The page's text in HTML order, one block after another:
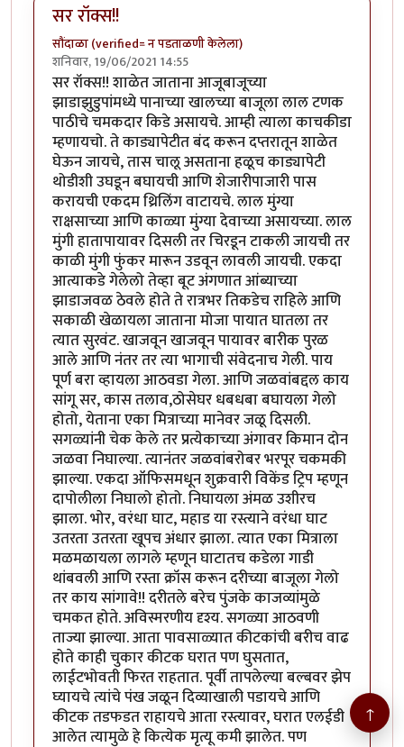
सर रॉक्स!!
सौंदाळा (verified= न पडताळणी केलेला)
शनिवार, 19/06/2021 14:55
सर रॉक्स!! शाळेत जाताना आजूबाजूच्या
झाडाझुडुपांमध्ये पानाच्या खालच्या बाजूला लाल टणक
पाठीचे चमकदार किडे असायचे. आम्ही त्याला काचकीडा
म्हणायचो. ते काड्यापेटीत बंद करून दप्तरातून शाळेत
घेऊन जायचे, तास चालू असताना हळूच काड्यापेटी
थोडीशी उघडून बघायची आणि शेजारीपाजारी पास
करायची एकदम थ्रिलिंग वाटायचे. लाल मुंग्या
राक्षसाच्या आणि काळ्या मुंग्या देवाच्या असायच्या. लाल
मुंगी हातापायावर दिसली तर चिरडून टाकली जायची तर
काळी मुंगी फुंकर मारून उडवून लावली जायची. एकदा
आत्याकडे गेलेलो तेव्हा बूट अंगणात आंब्याच्या
झाडाजवळ ठेवले होते ते रात्रभर तिकडेच राहिले आणि
सकाळी खेळायला जाताना मोजा पायात घातला तर
त्यात सुरवंट. खाजवून खाजवून पायावर बारीक पुरळ
आले आणि नंतर तर त्या भागाची संवेदनाच गेली. पाय
पूर्ण बरा व्हायला आठवडा गेला. आणि जळवांबद्दल काय
सांगू सर, कास तलाव,ठोसेघर धबधबा बघायला गेलो
होतो, येताना एका मित्राच्या मानेवर जळू दिसली.
सगळ्यांनी चेक केले तर प्रत्येकाच्या अंगावर किमान दोन
जळवा निघाल्या. त्यानंतर जळवांबरोबर भरपूर चकमकी
झाल्या. एकदा ऑफिसमधून शुक्रवारी विकेंड ट्रिप म्हणून
दापोलीला निघालो होतो. निघायला अंमळ उशीरच
झाला. भोर, वरंधा घाट, महाड या रस्त्याने वरंधा घाट
उतरता उतरता खूपच अंधार झाला. त्यात एका मित्राला
मळमळायला लागले म्हणून घाटातच कडेला गाडी
थांबवली आणि रस्ता क्रॉस करून दरीच्या बाजूला गेलो
तर काय सांगावे!! दरीतले बरेच पुंजके काजव्यांमुळे
चमकत होते. अविस्मरणीय दृश्य. सगळ्या आठवणी
ताज्या झाल्या. आता पावसाळ्यात कीटकांची बरीच वाढ
होते काही चुकार कीटक घरात पण घुसतात,
लाईटभोवती फिरत राहतात. पूर्वी तापलेल्या बल्बवर झेप
घ्यायचे त्यांचे पंख जळून दिव्याखाली पडायचे आणि
कीटक तडफडत राहायचे आता रस्त्यावर, घरात एलईडी
आलेत त्यामुळे हे कित्येक मृत्यू कमी झालेत. पण
↑